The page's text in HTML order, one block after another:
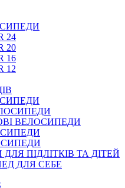
24
20
16
12
ВЕЛОСИПЕДИ
ПІДЛІТКІВ ТА ДІТЕЙ
ДЛЯ СЕБЕ